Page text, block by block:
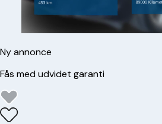
Ny annonce
Fås med udvidet garanti